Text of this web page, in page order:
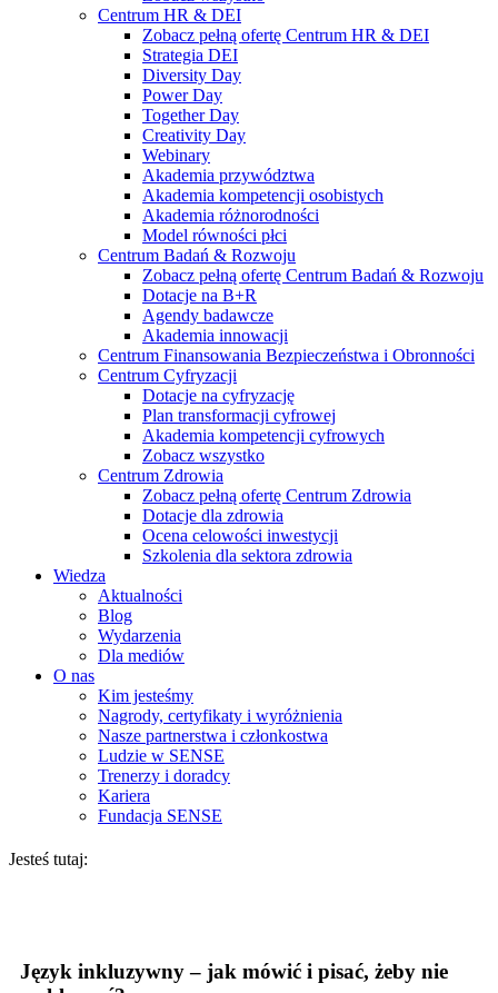
Centrum HR & DEI
Zobacz pełną ofertę Centrum HR & DEI
Strategia DEI
Diversity Day
Power Day
Together Day
Creativity Day
Webinary
Akademia przywództwa
Akademia kompetencji osobistych
Akademia różnorodności
Model równości płci
Centrum Badań & Rozwoju
Zobacz pełną ofertę Centrum Badań & Rozwoju
Dotacje na B+R
Agendy badawcze
Akademia innowacji
Centrum Finansowania Bezpieczeństwa i Obronności
Centrum Cyfryzacji
Dotacje na cyfryzację
Plan transformacji cyfrowej
Akademia kompetencji cyfrowych
Zobacz wszystko
Centrum Zdrowia
Zobacz pełną ofertę Centrum Zdrowia
Dotacje dla zdrowia
Ocena celowości inwestycji
Szkolenia dla sektora zdrowia
Wiedza
Aktualności
Blog
Wydarzenia
Dla mediów
O nas
Kim jesteśmy
Nagrody, certyfikaty i wyróżnienia
Nasze partnerstwa i członkostwa
Ludzie w SENSE
Trenerzy i doradcy
Kariera
Fundacja SENSE
Jesteś tutaj:
Język inkluzywny – jak mówić i pisać, żeby nie